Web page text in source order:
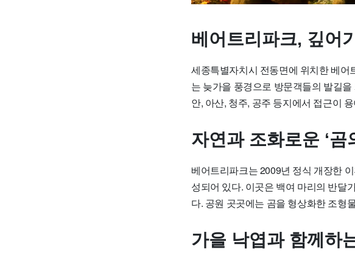
베어트리파크, 깊어
세종특별자치시 전동면에 위치한 베어
는 늦가을 풍경으로 방문객들의 발길
안, 아산, 청주, 공주 등지에서 접근이
자연과 조화로운 ‘곰
베어트리파크는 2009년 정식 개장한
성되어 있다. 이곳은 백여 마리의 반달
다. 공원 곳곳에는 곰을 형상화한 조형
가을 낙엽과 함께하